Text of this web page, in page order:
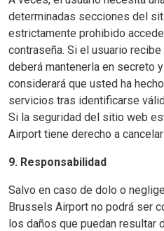
determinadas secciones del
estrictamente prohibido
contraseña. Si el usuario
deberá mantenerla en secreto
considerará que usted ha
servicios tras identificarse
Si la seguridad del sitio web
Airport tiene derecho a
9. Responsabilidad
Salvo en caso de dolo o
Brussels Airport no podrá ser
los daños que puedan